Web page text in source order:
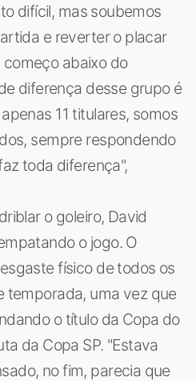
difícil, mas soubemos
e reverter o placar
abaixo do
diferença desse grupo é
11 titulares, somos
sempre respondendo
toda diferença",
o goleiro, David
o jogo. O
físico de todos os
temporada, uma vez que
o título da Copa do
da Copa SP. "Estava
no fim, parecia que